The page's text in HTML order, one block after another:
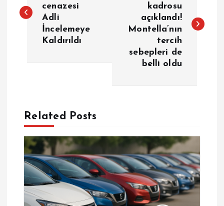
z
z
n
m
cenazesi
Adli
İncelemeye
Kaldırıldı
kadrosu
açıklandı!
Montella’nın
tercih
sebepleri de
belli oldu
Related Posts